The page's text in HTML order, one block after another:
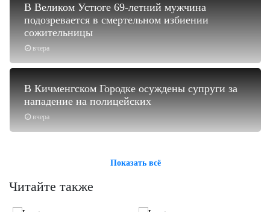
вчера
В Великом Устюге 69-летний мужчина
подозревается в смертельном избиении
сожительницы
вчера
В Кичменгском Городке осуждены супруги за
нападение на полицейских
Показать всё
Читайте также